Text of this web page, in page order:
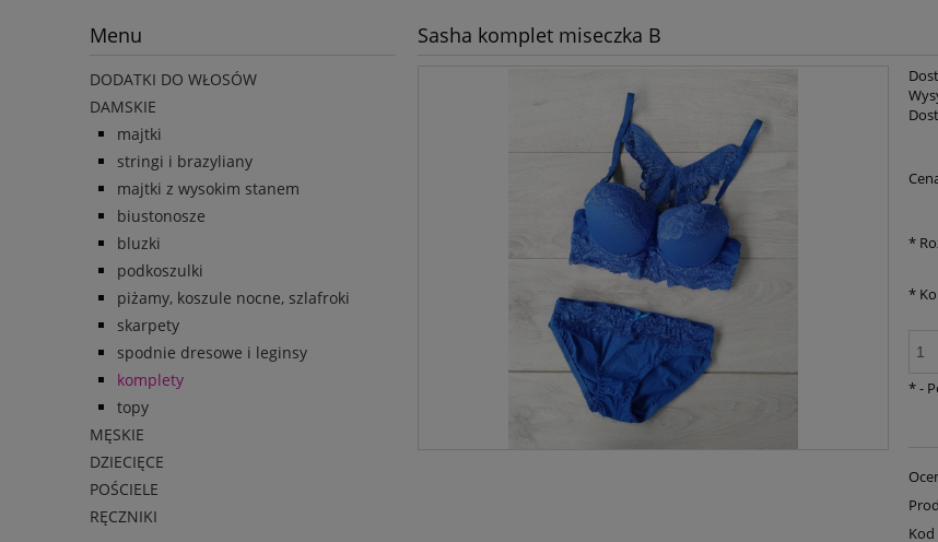
Menu
DODATKI DO WŁOSÓW
DAMSKIE
majtki
stringi i brazyliany
majtki z wysokim stanem
biustonosze
bluzki
podkoszulki
piżamy, koszule nocne, szlafroki
skarpety
spodnie dresowe i leginsy
komplety
topy
MĘSKIE
DZIECIĘCE
POŚCIELE
RĘCZNIKI
Sasha komplet miseczka B
*
*
*-